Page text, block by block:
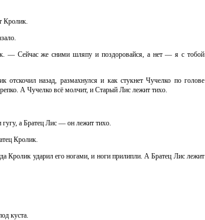
Кролик.
— Сейчас же сними шляпу и поздоровайся, а нет — я с тобой
назад, размахнулся и как стукнет Чучелко по голове
А Чучелко всё молчит, и Старый Лис лежит тихо.
а Братец Лис — он лежит тихо.
Кролик.
Кролик ударил его ногами, и ноги прилипли. А Братец Лис лежит
куста.